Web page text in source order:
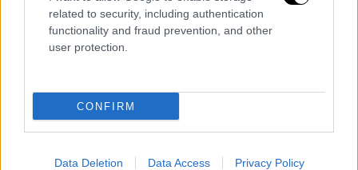
related to security, including authentication
functionality and fraud prevention, and other
user protection.
CONFIRM
Data Deletion Data Access Privacy Policy
του αδελφού του και τη χρησιμοποίησε σε
επίσημα έγγραφα για να απελευθερώσει έναν
μεγάλο αριθμό αντιφρονούντων που στη
εδάφη που κατείχαν οι Ναζί.